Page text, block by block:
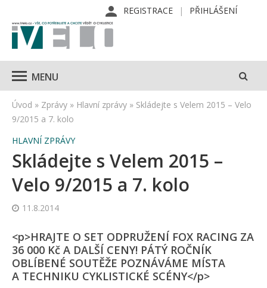
REGISTRACE PŘIHLÁŠENÍ
MENU
Úvod » Zprávy » Hlavní zprávy » Skládejte s Velem 2015 – Velo
9/2015 a 7. kolo
HLAVNÍ ZPRÁVY
Skládejte s Velem 2015 –
Velo 9/2015 a 7. kolo
11.8.2014
<p>HRAJTE O SET ODPRUŽENÍ FOX RACING ZA
36 000 Kč A DALŠÍ CENY! PÁTÝ ROČNÍK
OBLÍBENÉ SOUTĚŽE POZNÁVÁME MÍSTA
A TECHNIKU CYKLISTICKÉ SCÉNY</p>